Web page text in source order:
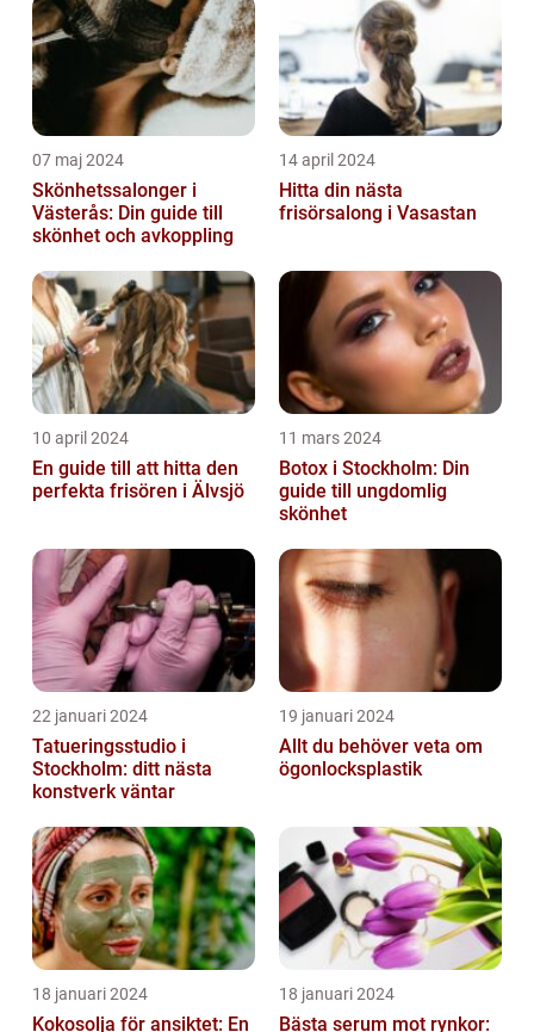
07 maj 2024
Skönhetssalonger i
Västerås: Din guide till
skönhet och avkoppling
14 april 2024
Hitta din nästa
frisörsalong i Vasastan
10 april 2024
En guide till att hitta den
perfekta frisören i Älvsjö
11 mars 2024
Botox i Stockholm: Din
guide till ungdomlig
skönhet
22 januari 2024
Tatueringsstudio i
Stockholm: ditt nästa
konstverk väntar
19 januari 2024
Allt du behöver veta om
ögonlocksplastik
18 januari 2024
Kokosolja för ansiktet: En
18 januari 2024
Bästa serum mot rynkor: